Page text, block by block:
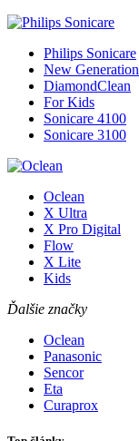
Philips Sonicare
New Generation
DiamondClean
For Kids
Sonicare 4100
Sonicare 3100
Oclean
X Ultra
X Pro Digital
Flow
X Lite
Kids
Ďalšie značky
Oclean
Panasonic
Sencor
Eta
Curaprox